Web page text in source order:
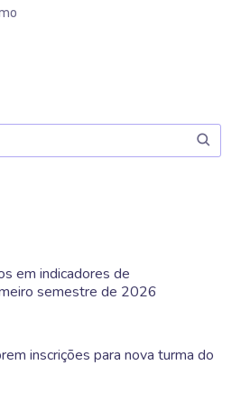
em indicadores de
semestre de 2026
inscrições para nova turma do